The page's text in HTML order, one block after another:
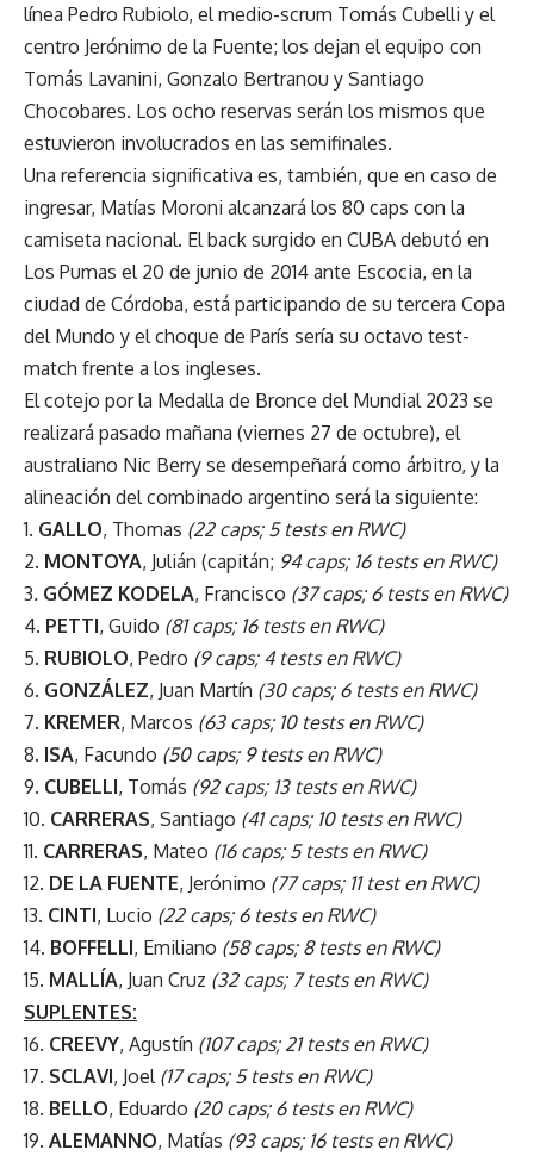
línea Pedro Rubiolo, el medio-scrum Tomás Cubelli y el
centro Jerónimo de la Fuente; los dejan el equipo con
Tomás Lavanini, Gonzalo Bertranou y Santiago
Chocobares. Los ocho reservas serán los mismos que
estuvieron involucrados en las semifinales.
Una referencia significativa es, también, que en caso de
ingresar, Matías Moroni alcanzará los 80 caps con la
camiseta nacional. El back surgido en CUBA debutó en
Los Pumas el 20 de junio de 2014 ante Escocia, en la
ciudad de Córdoba, está participando de su tercera Copa
del Mundo y el choque de París sería su octavo test-
match frente a los ingleses.
El cotejo por la Medalla de Bronce del Mundial 2023 se
realizará pasado mañana (viernes 27 de octubre), el
australiano Nic Berry se desempeñará como árbitro, y la
alineación del combinado argentino será la siguiente:
1. GALLO, Thomas (22 caps; 5 tests en RWC)
2. MONTOYA, Julián (capitán; 94 caps; 16 tests en RWC)
3. GÓMEZ KODELA, Francisco (37 caps; 6 tests en RWC)
4. PETTI, Guido (81 caps; 16 tests en RWC)
5. RUBIOLO, Pedro (9 caps; 4 tests en RWC)
6. GONZÁLEZ, Juan Martín (30 caps; 6 tests en RWC)
7. KREMER, Marcos (63 caps; 10 tests en RWC)
8. ISA, Facundo (50 caps; 9 tests en RWC)
9. CUBELLI, Tomás (92 caps; 13 tests en RWC)
10. CARRERAS, Santiago (41 caps; 10 tests en RWC)
11. CARRERAS, Mateo (16 caps; 5 tests en RWC)
12. DE LA FUENTE, Jerónimo (77 caps; 11 test en RWC)
13. CINTI, Lucio (22 caps; 6 tests en RWC)
14. BOFFELLI, Emiliano (58 caps; 8 tests en RWC)
15. MALLÍA, Juan Cruz (32 caps; 7 tests en RWC)
SUPLENTES:
16. CREEVY, Agustín (107 caps; 21 tests en RWC)
17. SCLAVI, Joel (17 caps; 5 tests en RWC)
18. BELLO, Eduardo (20 caps; 6 tests en RWC)
19. ALEMANNO, Matías (93 caps; 16 tests en RWC)